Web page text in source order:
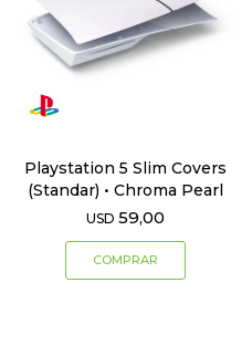
Playstation 5 Slim Covers
(Standar) • Chroma Pearl
USD 59,00